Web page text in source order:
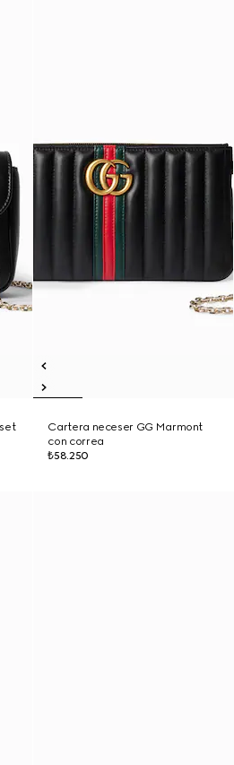
Cartera neceser GG Marmont
con correa
₺58.250